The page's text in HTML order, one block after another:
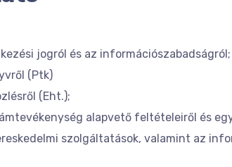
jogról és az információszabadságról;
(Ptk)
(Eht.);
alapvető feltételeiről és
szolgáltatások, valamint az